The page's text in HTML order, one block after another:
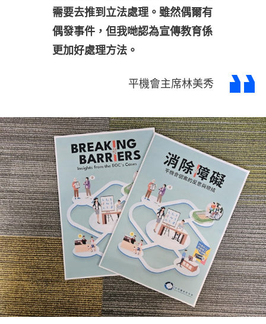
需要去推到立法處理。雖然偶爾有
偶發事件，但我哋認為宣傳教育係
更加好處理方法。
平機會主席林美秀